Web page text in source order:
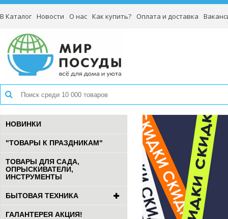
В Каталог Новости О нас Как купить? Оплата и доставка
НОВИНКИ
"ТОВАРЫ К ПРАЗДНИКАМ"
ТОВАРЫ ДЛЯ САДА,
ОПРЫСКИВАТЕЛИ,
ИНСТРУМЕНТЫ
БЫТОВАЯ ТЕХНИКА
ГАЛАНТЕРЕЯ АКЦИЯ!